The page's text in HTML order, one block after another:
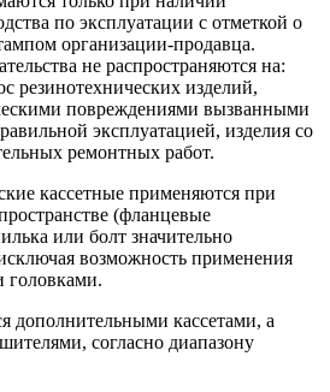
по эксплуатации с отметкой о
организации-продавца.
не распространяются на:
резинотехнических изделий,
повреждениями вызванными
эксплуатацией, изделия со
ремонтных работ.
кассетные применяются при
(фланцевые
или болт значительно
возможность применения
головками.
дополнительными кассетами, а
согласно диапазону